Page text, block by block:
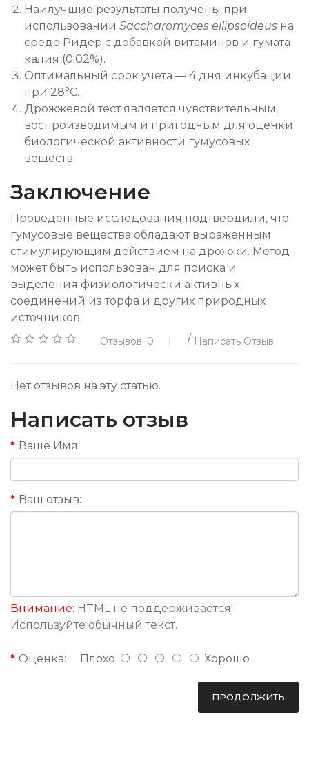
Наилучшие результаты получены при
использовании Saccharomyces ellipsoideus на
среде Ридер с добавкой витаминов и гумата
калия (0.02%).
Оптимальный срок учета — 4 дня инкубации
при 28°C.
Дрожжевой тест является чувствительным,
воспроизводимым и пригодным для оценки
биологической активности гумусовых
веществ.
Заключение
Проведенные исследования подтвердили, что
гумусовые вещества обладают выраженным
стимулирующим действием на дрожжи. Метод
может быть использован для поиска и
выделения физиологически активных
соединений из торфа и других природных
источников.
Отзывов: 0 / Написать Отзыв
Нет отзывов на эту статью.
Написать отзыв
Ваше Имя:
Ваш отзыв:
Внимание: HTML не поддерживается!
Используйте обычный текст.
Оценка: Плохо Хорошо
ПРОДОЛЖИТЬ